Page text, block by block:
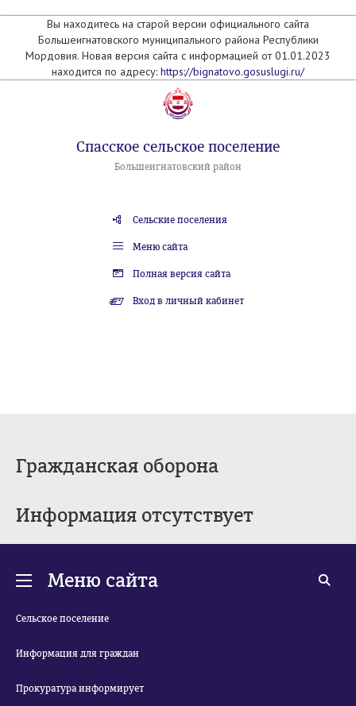
Вы находитесь на старой версии официального сайта
Большеигнатовского муниципального района Республики
Мордовия. Новая версия сайта с информацией от 01.01.2023
находится по адресу: https://bignatovo.gosuslugi.ru/
Спасское сельское поселение
Большеигнатовский район
Сельские поселения
Меню сайта
Полная версия сайта
Вход в личный кабинет
Гражданская оборона
Информация отсутствует
Меню сайта
Сельское поселение
Информация для граждан
Прокуратура информирует